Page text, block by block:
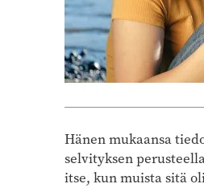
Hänen mukaansa
selvityksen
itse, kun muista sitä